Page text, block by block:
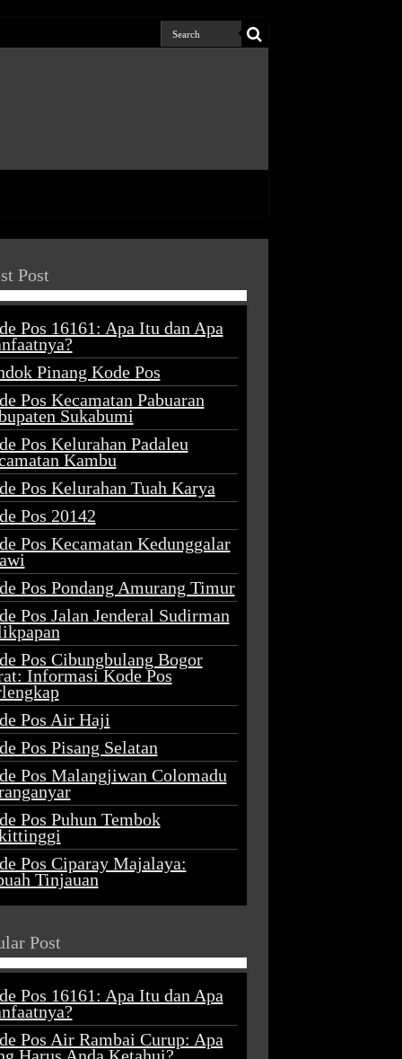
Post
Pos 16161: Apa Itu dan Apa
Pinang Kode Pos
Pos Kecamatan Pabuaran
Sukabumi
Pos Kelurahan Padaleu
Kambu
Pos Kelurahan Tuah Karya
Pos 20142
Pos Kecamatan Kedunggalar
Pos Pondang Amurang Timur
Pos Jalan Jenderal Sudirman
Pos Cibungbulang Bogor
Informasi Kode Pos
Pos Air Haji
Pos Pisang Selatan
Pos Malangjiwan Colomadu
Pos Puhun Tembok
Pos Ciparay Majalaya:
Tinjauan
Post
Pos 16161: Apa Itu dan Apa
Pos Air Rambai Curup: Apa